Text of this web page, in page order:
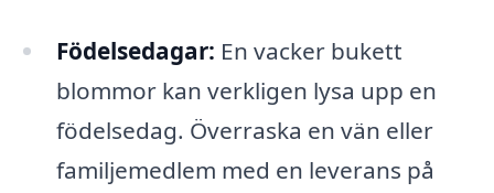
Födelsedagar: En vacker bukett
blommor kan verkligen lysa upp en
födelsedag. Överraska en vän eller
familjemedlem med en leverans på